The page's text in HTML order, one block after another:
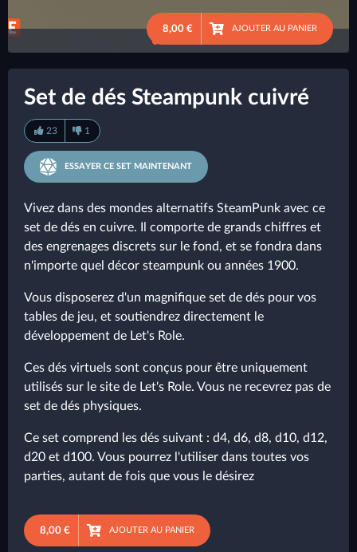
●
8,00 € AJOUTER AU PANIER
Set de dés Steampunk cuivré
23 1
ESSAYER CE SET MAINTENANT
Vivez dans des mondes alternatifs SteamPunk avec ce
set de dés en cuivre. Il comporte de grands chiffres et
des engrenages discrets sur le fond, et se fondra dans
n'importe quel décor steampunk ou années 1900.
Vous disposerez d'un magnifique set de dés pour vos
tables de jeu, et soutiendrez directement le
développement de Let's Role.
Ces dés virtuels sont conçus pour être uniquement
utilisés sur le site de Let's Role. Vous ne recevrez pas de
set de dés physiques.
Ce set comprend les dés suivant : d4, d6, d8, d10, d12,
d20 et d100. Vous pourrez l'utiliser dans toutes vos
parties, autant de fois que vous le désirez
8,00 € AJOUTER AU PANIER